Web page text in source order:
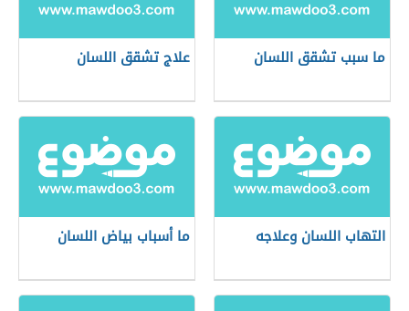
ما سبب تشقق اللسان علاج تشقق اللسان
التهاب اللسان وعلاجه ما أسباب بياض اللسان